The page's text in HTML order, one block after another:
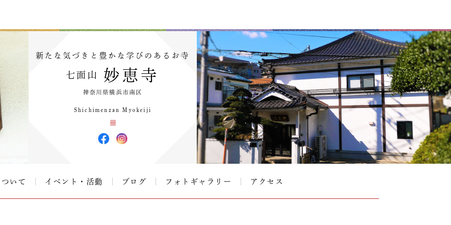
新たな気づきと豊かな学びのあるお寺
七面山 妙恵寺
神奈川県横浜市南区
Shichimenzan Myokeiji
いて イベント・活動 ブログ フォトギャラリー アクセス